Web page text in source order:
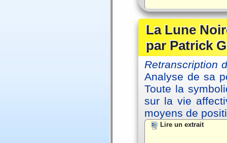
La Lune
par Patrick
Retranscription
Analyse de sa
Toute la
sur la vie
moyens de
Lire un extrait